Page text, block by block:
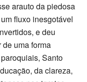
arauto da piedosa
fluxo inesgotável
e deu
uma forma
Santo
da clareza,